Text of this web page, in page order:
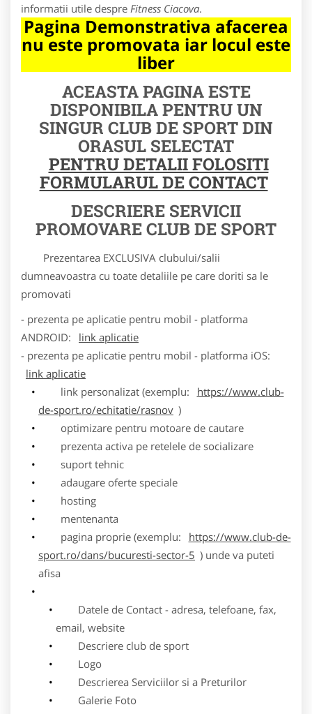
informatii utile despre Fitness Ciacova.
Pagina Demonstrativa afacerea
nu este promovata iar locul este
liber
ACEASTA PAGINA ESTE
DISPONIBILA PENTRU UN
SINGUR CLUB DE SPORT DIN
ORASUL SELECTAT
PENTRU DETALII FOLOSITI
FORMULARUL DE CONTACT
DESCRIERE SERVICII
PROMOVARE CLUB DE SPORT
Prezentarea EXCLUSIVA clubului/salii
dumneavoastra cu toate detaliile pe care doriti sa le
promovati
- prezenta pe aplicatie pentru mobil - platforma
ANDROID:
link aplicatie
- prezenta pe aplicatie pentru mobil - platforma iOS:
link aplicatie
link personalizat (exemplu:
https://www.club-
de-sport.ro/echitatie/rasnov )
optimizare pentru motoare de cautare
prezenta activa pe retelele de socializare
suport tehnic
adaugare oferte speciale
hosting
mentenanta
pagina proprie (exemplu:
https://www.club-de-
sport.ro/dans/bucuresti-sector-5 ) unde va puteti
afisa
Datele de Contact - adresa, telefoane, fax,
email, website
Descriere club de sport
Logo
Descrierea Serviciilor si a Preturilor
Galerie Foto